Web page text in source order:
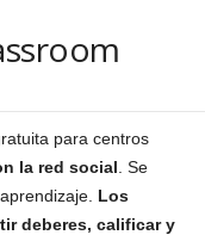
para centros
la red social . Se
Los
deberes, calificar y